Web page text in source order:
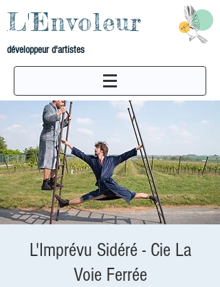
L'Envoleur
développeur d'artistes
L'Imprévu Sidéré - Cie La
Voie Ferrée